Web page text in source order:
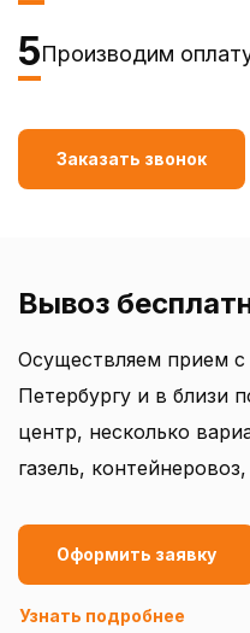
5Производим
Заказать звонок
Вывоз
Осуществляем прием
Петербургу и в близи
центр, несколько
газель,
Оформить заявку
Узнать подробнее